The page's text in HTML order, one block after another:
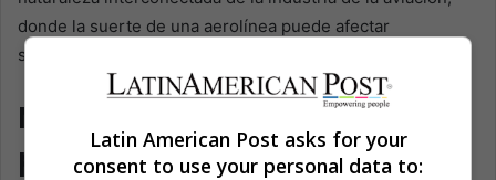
donde la suerte de una aerolínea puede afectar
significativamente a las entidades relacionadas.
Monitoreo del progreso en un
panorama dinámico
Latin American Post asks for your
consent to use your personal data to: